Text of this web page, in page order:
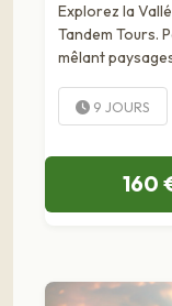
Explorez la
Tandem Tours.
mêlant
découverte
Maritime lors
9 JOURS
160